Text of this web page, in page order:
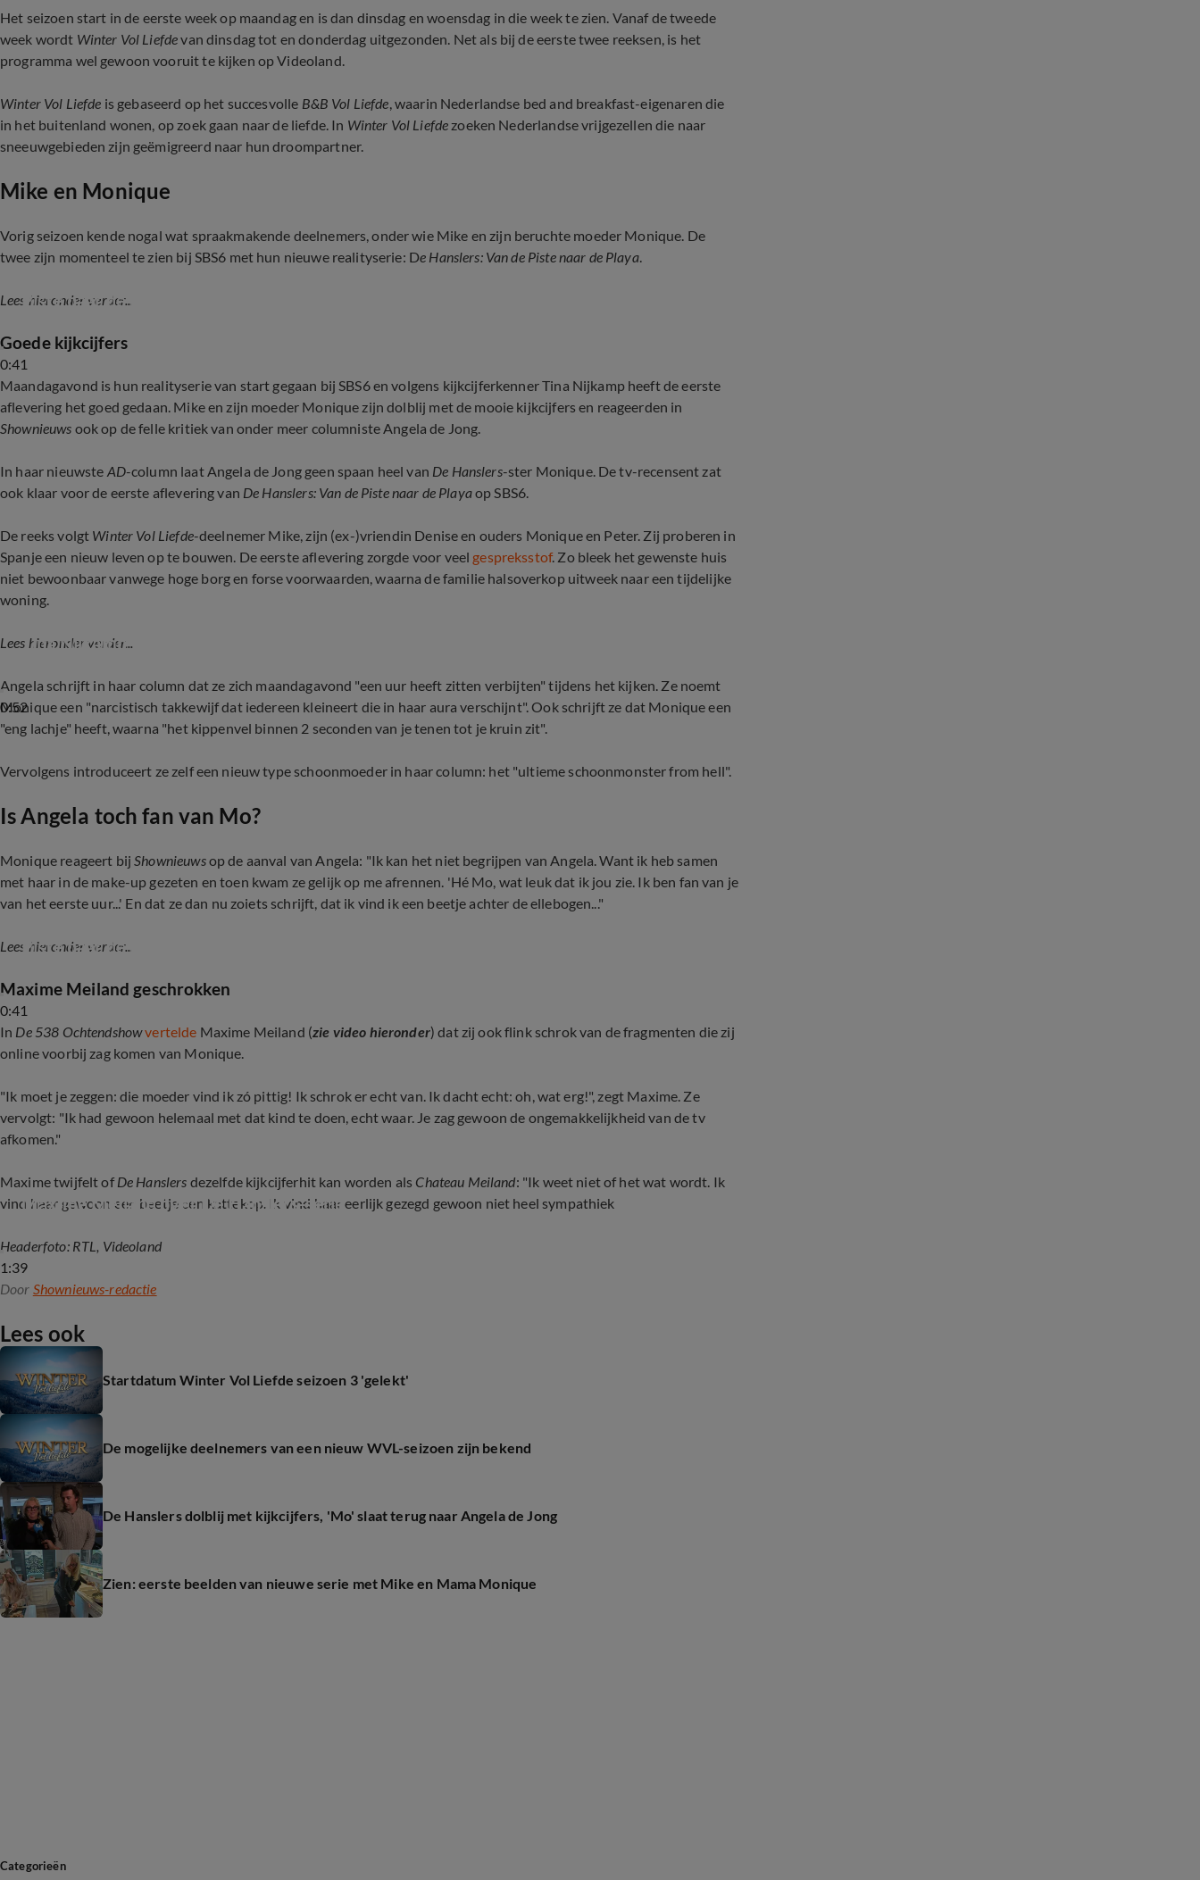
Het seizoen start in de eerste week op maandag en is dan dinsdag en woensdag in die week te zien. Vanaf de tweede
week wordt Winter Vol Liefdevan dinsdag tot en donderdag uitgezonden. Net als bij de eerste twee reeksen, is het
programma wel gewoon vooruit te kijken op Videoland.
Winter Vol Liefde is gebaseerd op het succesvolle B&B Vol Liefde, waarin Nederlandse bed and breakfast-eigenaren die
in het buitenland wonen, op zoek gaan naar de liefde. In Winter Vol Liefde zoeken Nederlandse vrijgezellen die naar
sneeuwgebieden zijn geëmigreerd naar hun droompartner.
Mike en Monique
Vorig seizoen kende nogal wat spraakmakende deelnemers, onder wie Mike en zijn beruchte moeder Monique. De
twee zijn momenteel te zien bij SBS6 met hun nieuwe realityserie: De Hanslers: Van de Piste naar de Playa.
Lees hieronder verder...
0:41
Piste naar de Playa)
Goede kijkcijfers
Maandagavond is hun realityserie van start gegaan bij SBS6 en volgens kijkcijferkenner Tina Nijkamp heeft de eerste
aflevering het goed gedaan. Mike en zijn moeder Monique zijn dolblij met de mooie kijkcijfers en reageerden in
Shownieuws ook op de felle kritiek van onder meer columniste Angela de Jong.
In haar nieuwste AD-column laat Angela de Jong geen spaan heel van De Hanslers-ster Monique. De tv-recensent zat
ook klaar voor de eerste aflevering van De Hanslers: Van de Piste naar de Playaop SBS6.
De reeks volgt Winter Vol Liefde-deelnemer Mike, zijn (ex-)vriendin Denise en ouders Monique en Peter. Zij proberen in
Spanje een nieuw leven op te bouwen. De eerste aflevering zorgde voor veel gespreksstof. Zo bleek het gewenste huis
niet bewoonbaar vanwege hoge borg en forse voorwaarden, waarna de familie halsoverkop uitweek naar een tijdelijke
woning.
Lees hieronder verder...
0:52
Tina Nijkamp vindt De Hanslers 'vermakelijke televisie'
Angela schrijft in haar column dat ze zich maandagavond "een uur heeft zitten verbijten" tijdens het kijken. Ze noemt
Monique een "narcistisch takkewijf dat iedereen kleineert die in haar aura verschijnt". Ook schrijft ze dat Monique een
"eng lachje" heeft, waarna "het kippenvel binnen 2 seconden van je tenen tot je kruin zit".
Vervolgens introduceert ze zelf een nieuw type schoonmoeder in haar column: het "ultieme schoonmonster from hell".
Is Angela toch fan van Mo?
Monique reageert bijShownieuwsop de aanval van Angela: "Ik kan het niet begrijpen van Angela. Want ik heb samen
met haar in de make-up gezeten en toen kwam ze gelijk op me afrennen. 'Hé Mo, wat leuk dat ik jou zie. Ik ben fan van je
van het eerste uur...' En dat ze dan nu zoiets schrijft, dat ik vind ik een beetje achter de ellebogen..."
Lees hieronder verder...
0:41
Piste naar de Playa)
Maxime Meiland geschrokken
In De 538 Ochtendshowvertelde Maxime Meiland (zie video hieronder) dat zij ook flink schrok van de fragmenten die zij
online voorbij zag komen van Monique.
"Ik moet je zeggen: die moeder vind ik zó pittig! Ik schrok er echt van. Ik dacht echt: oh, wat erg!", zegt Maxime. Ze
vervolgt: "Ik had gewoon helemaal met dat kind te doen, echt waar. Je zag gewoon de ongemakkelijkheid van de tv
afkomen."
Maxime twijfelt ofDe Hanslers dezelfde kijkcijferhit kan worden als Chateau Meiland: "Ik weet niet of het wat wordt. Ik
vind haar gewoon een beetje een kattekop. Ik vind haar eerlijk gezegd gewoon niet heel sympathiek
1:39
Maxime Meiland over De Hanslers-serie
Headerfoto: RTL, Videoland
Door Shownieuws-redactie
Lees ook
Startdatum Winter Vol Liefde seizoen 3 'gelekt'
De mogelijke deelnemers van een nieuw WVL-seizoen zijn bekend
De Hanslers dolblij met kijkcijfers, 'Mo' slaat terug naar Angela de Jong
Zien: eerste beelden van nieuwe serie met Mike en Mama Monique
Categorieën